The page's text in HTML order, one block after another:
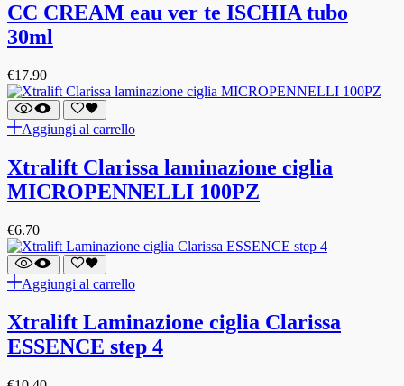
CC CREAM eau ver te ISCHIA tubo
30ml
€17.90
Aggiungi al carrello
Xtralift Clarissa laminazione ciglia
MICROPENNELLI 100PZ
€6.70
Aggiungi al carrello
Xtralift Laminazione ciglia Clarissa
ESSENCE step 4